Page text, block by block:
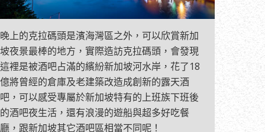
晚上的克拉碼頭是濱海灣區之外，可以欣賞新加
坡夜景最棒的地方，實際造訪克拉碼頭，會發現
這裡是被酒吧占滿的繽紛新加坡河水岸，花了18
億將曾經的倉庫及老建築改造成創新的露天酒
吧，可以感受專屬於新加坡特有的上班族下班後
的酒吧夜生活，還有浪漫的遊船與超多好吃餐
廳，跟新加坡其它酒吧區相當不同呢！